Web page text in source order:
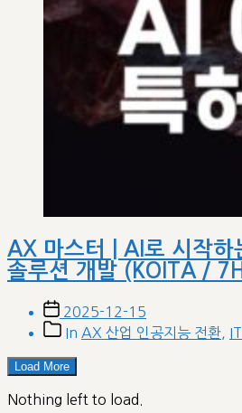
AX 마스터 | AI로 시작하
솔루션 개발 (KOITA /
Post
date
2025-12-15
PostIn AX 산업 인공지능 전환
Load More
Nothing left to load.